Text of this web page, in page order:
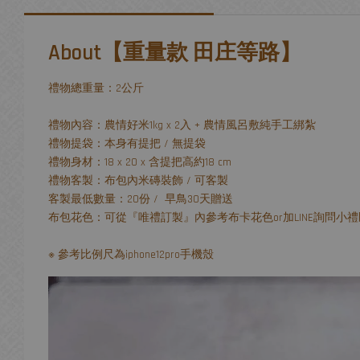
About【重量款 田庄等路】
禮物總重量：2公斤
禮物內容：農情好米1kg x 2入 + 農情風呂敷純手工綁紮
禮物提袋：本身有提把 / 無提袋
禮物身材：18 x 20 x 含提把高約18 cm
禮物客製：布包內米磚裝飾 / 可客製
客製最低數量：20份 / 早鳥30天贈送
布包花色：可從『唯禮訂製』內參考布卡花色or加LINE詢問小
※ 參考比例尺為iphone12pro手機殼